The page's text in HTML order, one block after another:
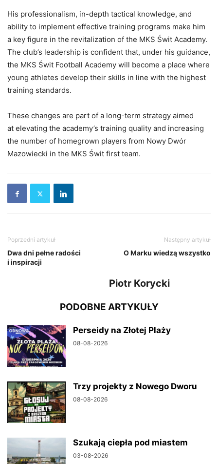
His professionalism, in-depth tactical knowledge, and
ability to implement effective training programs make him
a key figure in the revitalization of the MKS Świt Academy.
The club’s leadership is confident that, under his guidance,
the MKS Świt Football Academy will become a place where
young athletes develop their skills in line with the highest
training standards.
These changes are part of a long-term strategy aimed
at elevating the academy’s training quality and increasing
the number of homegrown players from Nowy Dwór
Mazowiecki in the MKS Świt first team.
Poprzedni artykuł
Dwa dni pełne radości
i inspiracji
Następny artykuł
O Marku wiedzą wszystko
Piotr Korycki
PODOBNE ARTYKUŁY
Perseidy na Złotej Plaży
08-08-2026
Trzy projekty z Nowego Dworu
08-08-2026
Szukają ciepła pod miastem
03-08-2026